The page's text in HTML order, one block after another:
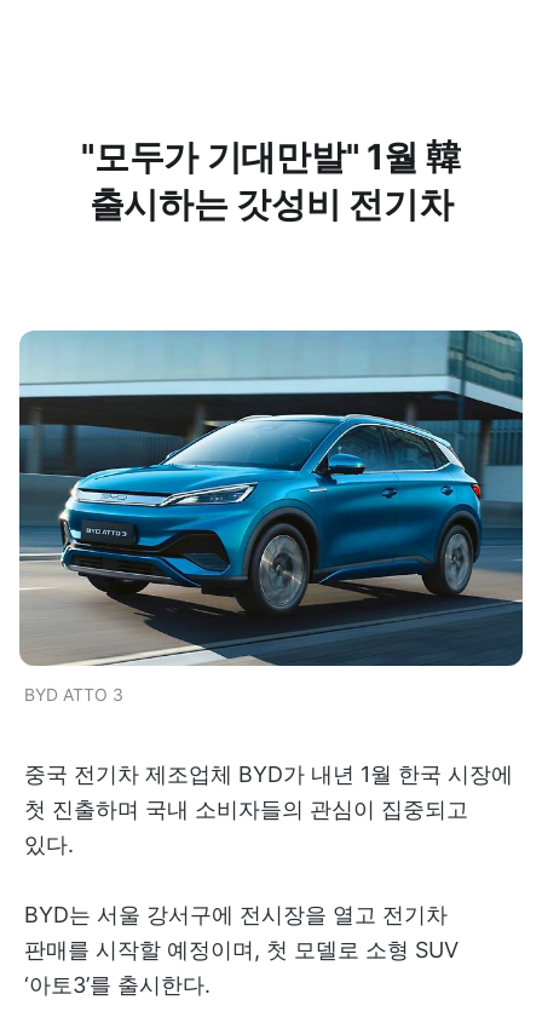
"모두가 기대만발" 1월 韓
출시하는 갓성비 전기차
BYD ATTO 3
중국 전기차 제조업체 BYD가 내년 1월 한국 시장에
첫 진출하며 국내 소비자들의 관심이 집중되고
있다.
BYD는 서울 강서구에 전시장을 열고 전기차
판매를 시작할 예정이며, 첫 모델로 소형 SUV
‘아토3’를 출시한다.